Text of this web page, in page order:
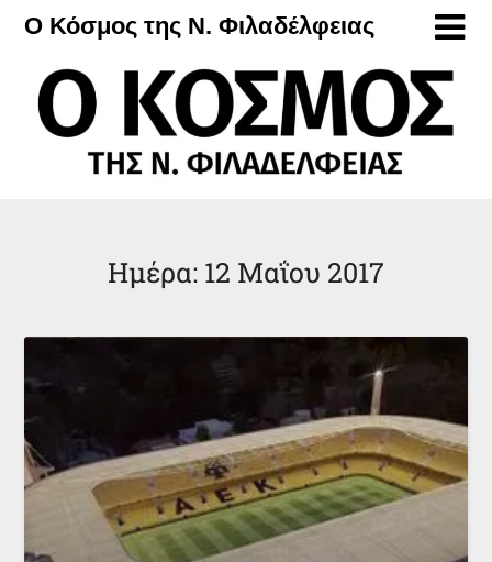
Μετάβαση
περιεχόμενο
Ο Κόσμος της Ν. Φιλαδέλφειας
Ημέρα: 12 Μαΐου 2017